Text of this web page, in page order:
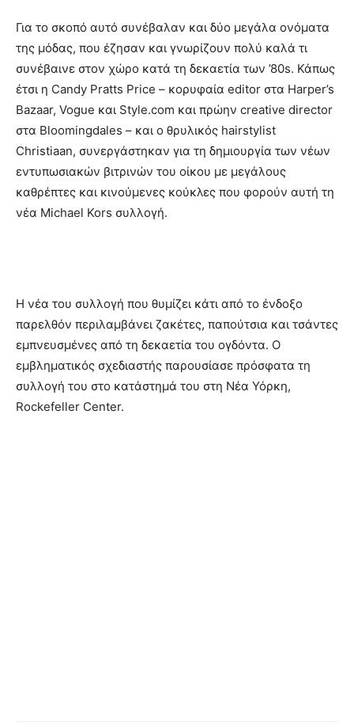
Για το σκοπό αυτό συνέβαλαν και δύο μεγάλα ονόματα
της μόδας, που έζησαν και γνωρίζουν πολύ καλά τι
συνέβαινε στον χώρο κατά τη δεκαετία των ’80s. Κάπως
έτσι η Candy Pratts Price – κορυφαία editor στα Harper’s
Bazaar, Vogue και Style.com και πρώην creative director
στα Bloomingdales – και ο θρυλικός hairstylist
Christiaan, συνεργάστηκαν για τη δημιουργία των νέων
εντυπωσιακών βιτρινών του οίκου με μεγάλους
καθρέπτες και κινούμενες κούκλες που φορούν αυτή τη
νέα Michael Kors συλλογή.
Η νέα του συλλογή που θυμίζει κάτι από το ένδοξο
παρελθόν περιλαμβάνει ζακέτες, παπούτσια και τσάντες
εμπνευσμένες από τη δεκαετία του ογδόντα. Ο
εμβληματικός σχεδιαστής παρουσίασε πρόσφατα τη
συλλογή του στο κατάστημά του στη Νέα Υόρκη,
Rockefeller Center.